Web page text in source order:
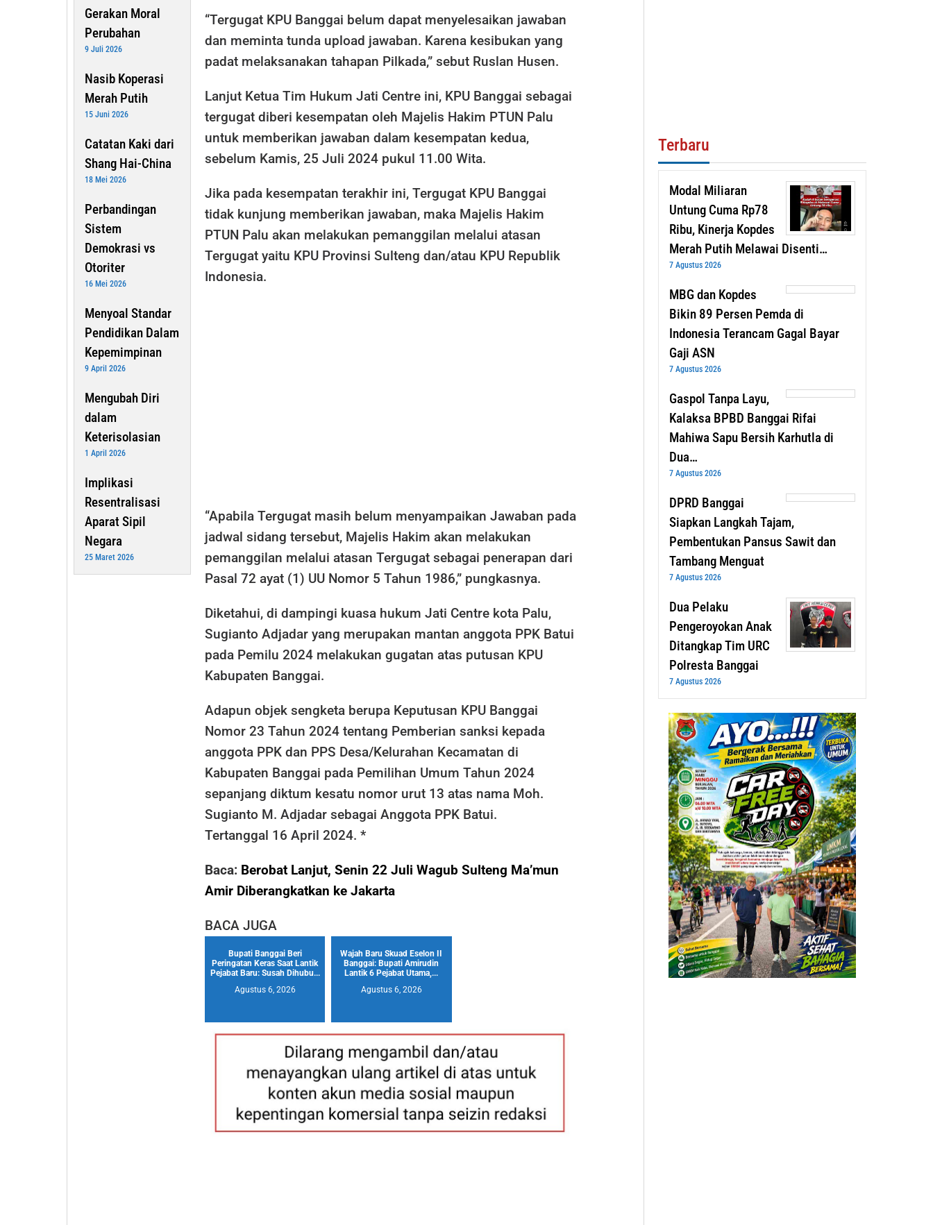
Gerakan Moral
Perubahan
9 Juli 2026
Nasib Koperasi
Merah Putih
15 Juni 2026
Catatan Kaki dari
Shang Hai-China
18 Mei 2026
Perbandingan
Sistem
Demokrasi vs
Otoriter
16 Mei 2026
Menyoal Standar
Pendidikan Dalam
Kepemimpinan
9 April 2026
Mengubah Diri
dalam
Keterisolasian
1 April 2026
Implikasi
Resentralisasi
Aparat Sipil
Negara
25 Maret 2026
“Tergugat KPU Banggai belum dapat menyelesaikan jawaban
dan meminta tunda upload jawaban. Karena kesibukan yang
padat melaksanakan tahapan Pilkada,” sebut Ruslan Husen.
Lanjut Ketua Tim Hukum Jati Centre ini, KPU Banggai sebagai
tergugat diberi kesempatan oleh Majelis Hakim PTUN Palu
untuk memberikan jawaban dalam kesempatan kedua,
sebelum Kamis, 25 Juli 2024 pukul 11.00 Wita.
Jika pada kesempatan terakhir ini, Tergugat KPU Banggai
tidak kunjung memberikan jawaban, maka Majelis Hakim
PTUN Palu akan melakukan pemanggilan melalui atasan
Tergugat yaitu KPU Provinsi Sulteng dan/atau KPU Republik
Indonesia.
“Apabila Tergugat masih belum menyampaikan Jawaban pada
jadwal sidang tersebut, Majelis Hakim akan melakukan
pemanggilan melalui atasan Tergugat sebagai penerapan dari
Pasal 72 ayat (1) UU Nomor 5 Tahun 1986,” pungkasnya.
Diketahui, di dampingi kuasa hukum Jati Centre kota Palu,
Sugianto Adjadar yang merupakan mantan anggota PPK Batui
pada Pemilu 2024 melakukan gugatan atas putusan KPU
Kabupaten Banggai.
Adapun objek sengketa berupa Keputusan KPU Banggai
Nomor 23 Tahun 2024 tentang Pemberian sanksi kepada
anggota PPK dan PPS Desa/Kelurahan Kecamatan di
Kabupaten Banggai pada Pemilihan Umum Tahun 2024
sepanjang diktum kesatu nomor urut 13 atas nama Moh.
Sugianto M. Adjadar sebagai Anggota PPK Batui.
Tertanggal 16 April 2024. *
Baca: Berobat Lanjut, Senin 22 Juli Wagub Sulteng Ma’mun
Amir Diberangkatkan ke Jakarta
BACA JUGA
Bupati Banggai Beri
Peringatan Keras Saat Lantik
Pejabat Baru: Susah Dihubu...
Agustus 6, 2026
Wajah Baru Skuad Eselon II
Banggai: Bupati Amirudin
Lantik 6 Pejabat Utama,...
Agustus 6, 2026
Terbaru
Modal Miliaran
Untung Cuma Rp78
Ribu, Kinerja Kopdes
Merah Putih Melawai Disenti…
7 Agustus 2026
MBG dan Kopdes
Bikin 89 Persen Pemda di
Indonesia Terancam Gagal Bayar
Gaji ASN
7 Agustus 2026
Gaspol Tanpa Layu,
Kalaksa BPBD Banggai Rifai
Mahiwa Sapu Bersih Karhutla di
Dua…
7 Agustus 2026
DPRD Banggai
Siapkan Langkah Tajam,
Pembentukan Pansus Sawit dan
Tambang Menguat
7 Agustus 2026
Dua Pelaku
Pengeroyokan Anak
Ditangkap Tim URC
Polresta Banggai
7 Agustus 2026